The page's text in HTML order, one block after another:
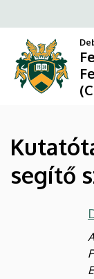
iskolai
segítő
Kutató
Fejlesztő
a
tartalomra
segítő